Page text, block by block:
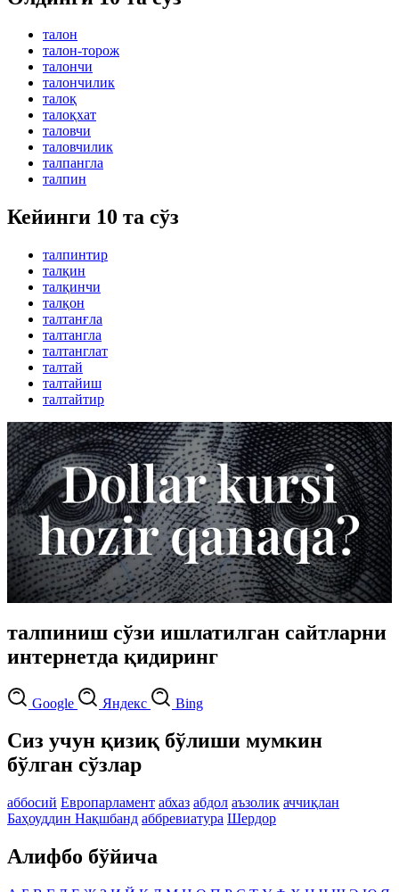
талон
талон-торож
талончи
талончилик
талоқ
талоқхат
таловчи
таловчилик
талпангла
талпин
Кейинги 10 та сўз
талпинтир
талқин
талқинчи
талқон
талтанғла
талтангла
талтанглат
талтай
талтайиш
талтайтир
талпиниш сўзи ишлатилган сайтларни
интернетда қидиринг
Google Яндекс Bing
Сиз учун қизиқ бўлиши мумкин
бўлган сўзлар
аббосий Европарламент абхаз абдол аъзолик аччиқлан
Баҳоуддин Нақшбанд аббревиатура Шердор
Алифбо бўйича